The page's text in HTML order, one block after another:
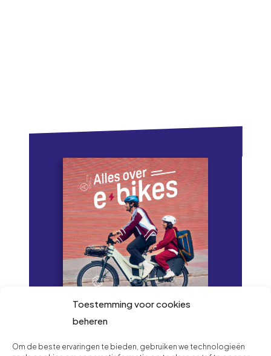
Toestemming voor cookies
beheren
Om de beste ervaringen te bieden, gebruiken we technologieën